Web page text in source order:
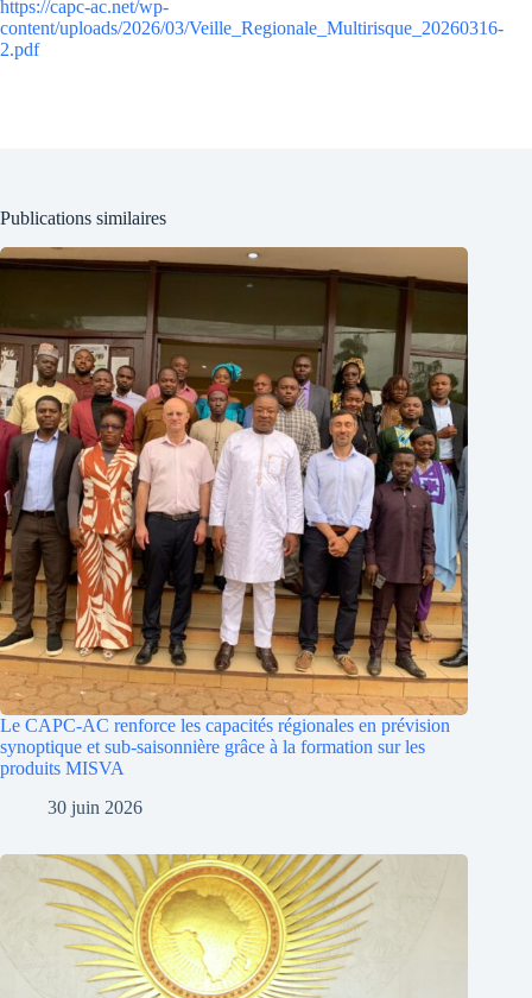
https://capc-ac.net/wp-
content/uploads/2026/03/Veille_Regionale_Multirisque_20260316-
2.pdf
Publications similaires
Le CAPC-AC renforce les capacités régionales en prévision
synoptique et sub-saisonnière grâce à la formation sur les
produits MISVA
30 juin 2026